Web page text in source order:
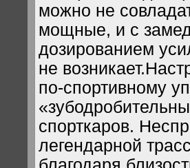
можно не
мощные, и с
дозированием
не
по-спортивному
спорткаров.
легендарной